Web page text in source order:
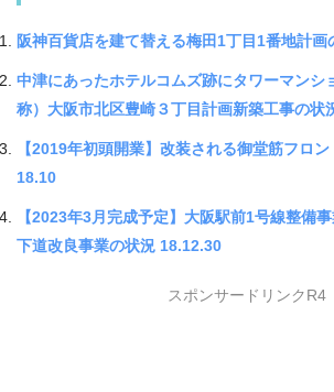
阪神百貨店を建て替える梅田1丁目1番地計
中津にあったホテルコムズ跡にタワーマンシ
称）大阪市北区豊崎３丁目計画新築工事の状
【2019年初頭開業】改装される御堂筋フロ
18.10
【2023年3月完成予定】大阪駅前1号線整備
下道改良事業の状況 18.12.30
スポンサードリンクR4